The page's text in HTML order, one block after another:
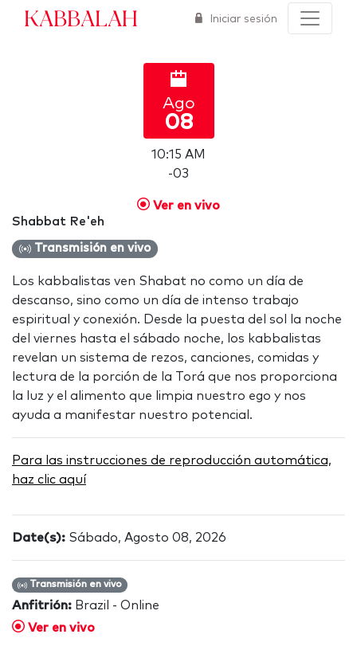
Kabbalah Iniciar sesión
Ago
08
10:15 AM
-03
Ver en vivo
Shabbat Re'eh
Transmisión en vivo
Los kabbalistas ven Shabat no como un día de
descanso, sino como un día de intenso trabajo
espiritual y conexión. Desde la puesta del sol la noche
del viernes hasta el sábado noche, los kabbalistas
revelan un sistema de rezos, canciones, comidas y
lectura de la porción de la Torá que nos proporciona
la luz y el alimento que limpia nuestro ego y nos
ayuda a manifestar nuestro potencial.
Para las instrucciones de reproducción automática,
haz clic aquí
Date(s): Sábado, Agosto 08, 2026
Transmisión en vivo
Anfitrión: Brazil - Online
Ver en vivo